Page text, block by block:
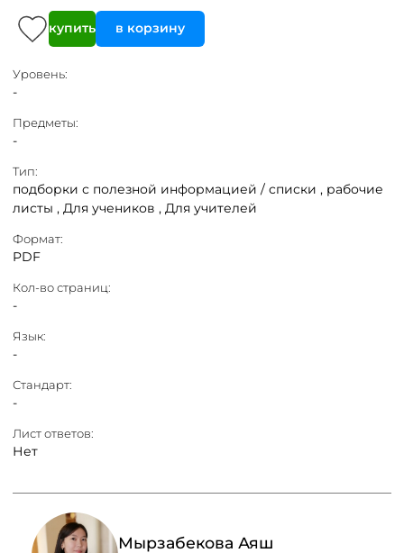
купить в корзину
Уровень:
-
Предметы:
-
Тип:
подборки с полезной информацией / списки , рабочие
листы , Для учеников , Для учителей
Формат:
PDF
Кол-во страниц:
-
Язык:
-
Стандарт:
-
Лист ответов:
Нет
Мырзабекова Аяш